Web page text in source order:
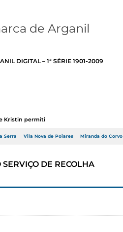
DIGITAL – 1ª SÉRIE 1901-2009
Kristin permitir a adj...
Serra Vila Nova de Poiares Miranda do Corvo
DE RECOLHA